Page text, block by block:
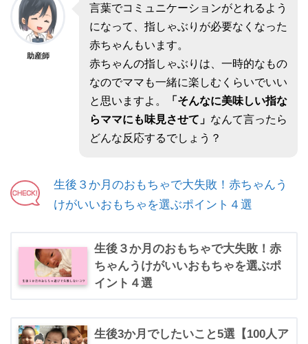
助産師
言葉でコミュニケーションがとれるよう
になって、指しゃぶりが必要なくなった
赤ちゃんもいます。
赤ちゃんの指しゃぶりは、一時的なもの
なのでママも一緒に楽しむくらいでいい
と思いますよ。
「そんなに美味しい指な
らママにも味見させて」 なんて言ったら
どんな反応するでしょう？
生後３か月のおもちゃで大失敗！赤ちゃんう
けがいいおもちゃを選ぶポイント４選
生後３か月のおもちゃで大失敗！赤
ちゃんうけがいいおもちゃを選ぶポ
イント４選
生後3か月でしたいこと5選【100人ア